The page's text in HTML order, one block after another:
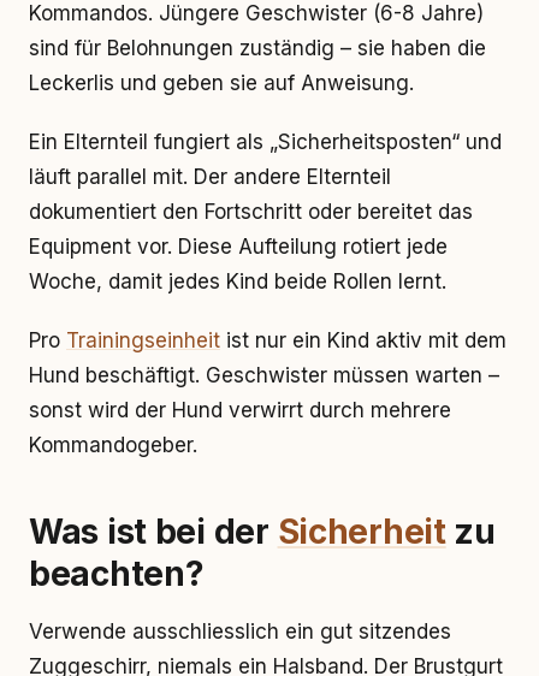
Kommandos. Jüngere Geschwister (6-8 Jahre)
sind für Belohnungen zuständig – sie haben die
Leckerlis und geben sie auf Anweisung.
Ein Elternteil fungiert als „Sicherheitsposten“ und
läuft parallel mit. Der andere Elternteil
dokumentiert den Fortschritt oder bereitet das
Equipment vor. Diese Aufteilung rotiert jede
Woche, damit jedes Kind beide Rollen lernt.
Pro Trainingseinheit ist nur ein Kind aktiv mit dem
Hund beschäftigt. Geschwister müssen warten –
sonst wird der Hund verwirrt durch mehrere
Kommandogeber.
Was ist bei der Sicherheitzu
beachten?
Verwende ausschliesslich ein gut sitzendes
Zuggeschirr, niemals ein Halsband. Der Brustgurt